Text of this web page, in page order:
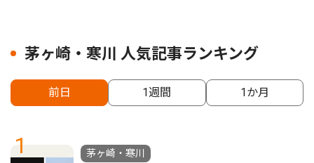
茅ヶ崎・寒川 人気記事ランキング
前日 1週間 1か月
1
茅ヶ崎・寒川